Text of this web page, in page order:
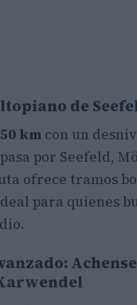
de
km con un
por Seefeld,
ofrece tramos
para quienes